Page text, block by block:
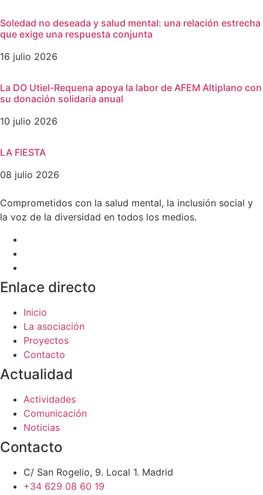
Soledad no deseada y salud mental: una relación estrecha
que exige una respuesta conjunta
16 julio 2026
La DO Utiel-Requena apoya la labor de AFEM Altiplano con
su donación solidaria anual
10 julio 2026
LA FIESTA
08 julio 2026
Comprometidos con la salud mental, la inclusión social y
la voz de la diversidad en todos los medios.
Enlace directo
Inicio
La asociación
Proyectos
Contacto
Actualidad
Actividades
Comunicación
Noticias
Contacto
C/ San Rogelio, 9. Local 1. Madrid
+34 629 08 60 19